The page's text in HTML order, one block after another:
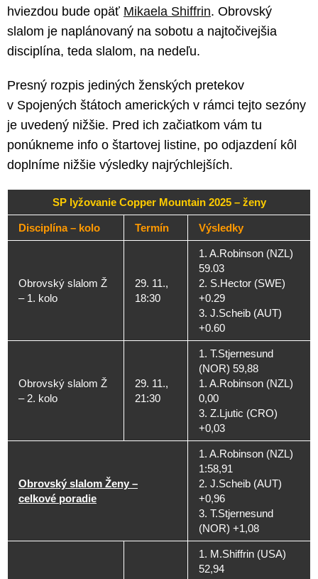
hviezdou bude opäť Mikaela Shiffrin. Obrovský
slalom je naplánovaný na sobotu a najtočivejšia
disciplína, teda slalom, na nedeľu.
Presný rozpis jediných ženských pretekov
v Spojených štátoch amerických v rámci tejto sezóny
je uvedený nižšie. Pred ich začiatkom vám tu
ponúkneme info o štartovej listine, po odjazdení kôl
doplníme nižšie výsledky najrýchlejších.
SP lyžovanie Copper Mountain 2025 – ženy
Disciplína – kolo Termín Výsledky
Obrovský slalom Ž
– 1. kolo
29. 11.,
18:30
1. A.Robinson (NZL)
59.03
2. S.Hector (SWE)
+0.29
3. J.Scheib (AUT)
+0.60
Obrovský slalom Ž
– 2. kolo
29. 11.,
21:30
1. T.Stjernesund
(NOR) 59,88
1. A.Robinson (NZL)
0,00
3. Z.Ljutic (CRO)
+0,03
Obrovský slalom Ženy –
celkové poradie
1. A.Robinson (NZL)
1:58,91
2. J.Scheib (AUT)
+0,96
3. T.Stjernesund
(NOR) +1,08
1. M.Shiffrin (USA)
52,94